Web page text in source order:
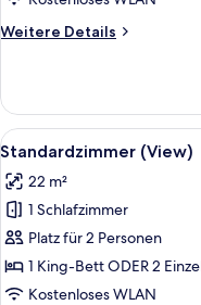
Weitere Details
Weitere
Verbindungszimmer
(extrabed
3AD+3CH)
Alle
Fotos
für
Standardzimmer
(View)
anzeigen
10
Standardzimmer (View)
22 m²
1 Schlafzimmer
Platz für 2 Personen
1 King-Bett ODER 2
Kostenloses WLAN